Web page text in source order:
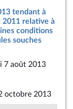
tendant à
2011 relative à
conditions
souches
7 août 2013
octobre 2013